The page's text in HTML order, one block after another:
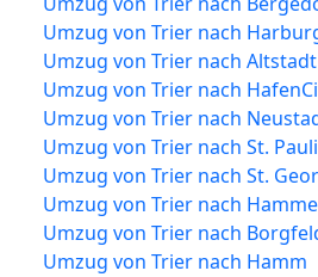
Umzug von Trier nach
Umzug von Trier nach Altstadt
Umzug von Trier nach
Umzug von Trier nach
Umzug von Trier nach St. Pauli
Umzug von Trier nach St.
Umzug von Trier nach
Umzug von Trier nach
Umzug von Trier nach Hamm